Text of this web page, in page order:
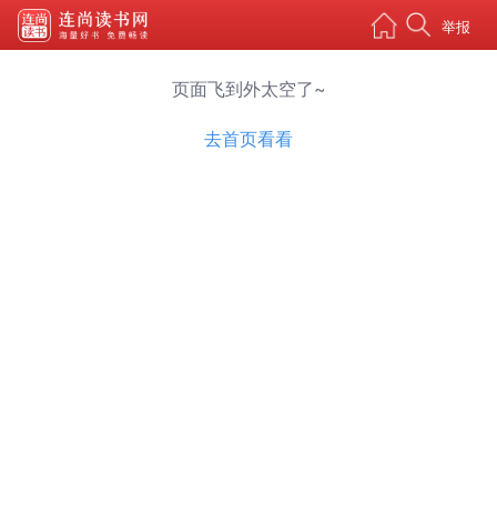
举报
页面飞到外太空了~
去首页看看